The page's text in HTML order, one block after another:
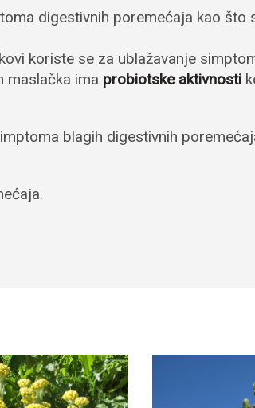
digestivnih poremećaja kao što
koriste se za ublažavanje
maslačka ima probiotske aktivnosti
blagih digestivnih